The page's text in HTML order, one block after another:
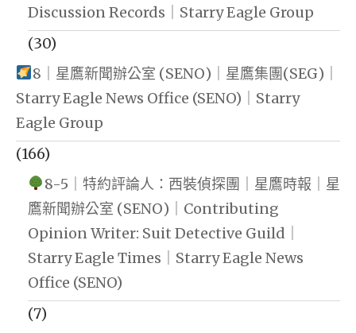
Discussion Records｜Starry Eagle Group
(30)
8｜星鷹新聞辦公室 (SENO)｜星鷹集團(SEG)｜
Starry Eagle News Office (SENO)｜Starry
Eagle Group
(166)
8-5｜特約評論人：西裝偵探團｜星鷹時報｜星
鷹新聞辦公室 (SENO)｜Contributing
Opinion Writer: Suit Detective Guild｜
Starry Eagle Times｜Starry Eagle News
Office (SENO)
(7)